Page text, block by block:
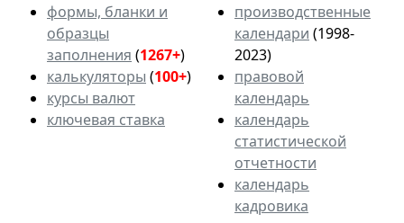
формы, бланки и
образцы
заполнения (1267+)
калькуляторы (100+)
курсы валют
ключевая ставка
производственные
календари (1998-
2023)
правовой
календарь
календарь
статистической
отчетности
календарь
кадровика